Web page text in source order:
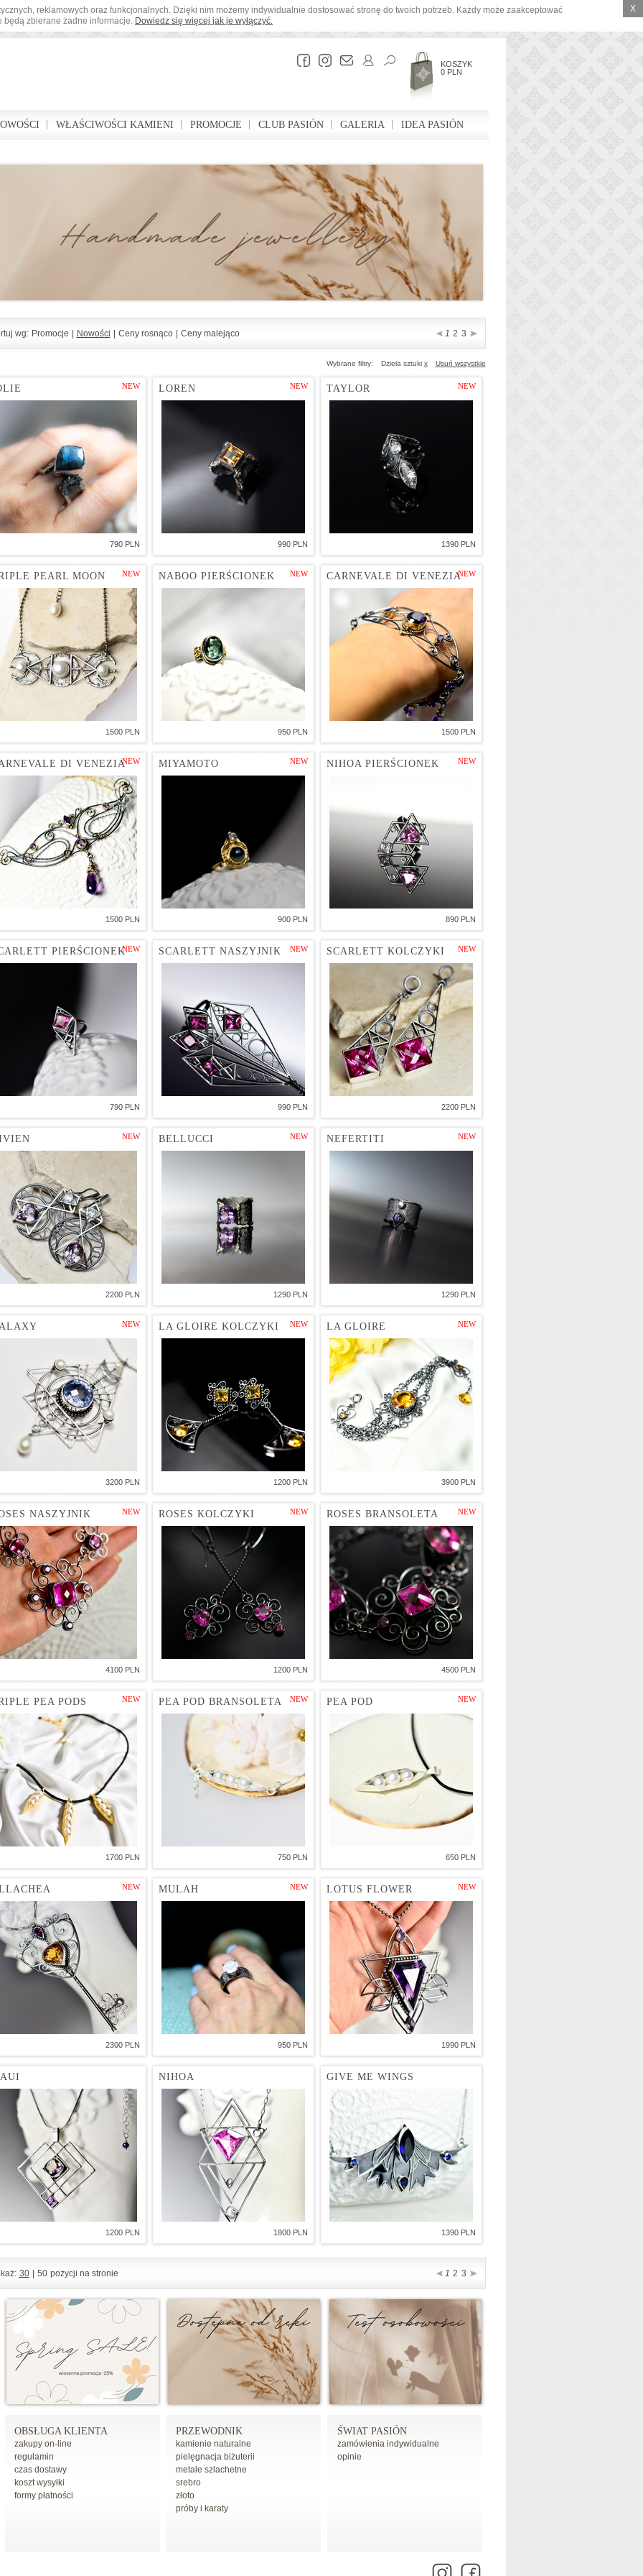
reklamowych oraz funkcjonalnych. Dzięki nim możemy indywidualnie dostosować stronę do twoich potrzeb. Każdy może zaakceptować
będą zbierane żadne informacje. Dowiedz się więcej jak je wyłączyć.
X
WŁAŚCIWOŚCI KAMIENI PROMOCJE CLUB PASIÓN GALERIA IDEA PASIÓN
KOSZYK
0 PLN
wg: Promocje Nowości Ceny rosnąco Ceny malejąco 1 2 3
Wybrane filtry: Dzieła sztuki x Usuń wszystkie
NEW
790 PLN
LOREN NEW
990 PLN
TAYLOR NEW
1390 PLN
PEARL MOON NEW
1500 PLN
NABOO PIERŚCIONEK NEW
950 PLN
CARNEVALE DI VENEZIANEW
1500 PLN
DI VENEZIANEW
1500 PLN
MIYAMOTO NEW
900 PLN
NIHOA PIERŚCIONEK NEW
890 PLN
PIERŚCIONEKNEW
790 PLN
SCARLETT NASZYJNIK NEW
990 PLN
SCARLETT KOLCZYKI NEW
2200 PLN
NEW
2200 PLN
BELLUCCI NEW
1290 PLN
NEFERTITI NEW
1290 PLN
NEW
3200 PLN
LA GLOIRE KOLCZYKI NEW
1200 PLN
LA GLOIRE NEW
3900 PLN
NASZYJNIK NEW
4100 PLN
ROSES KOLCZYKI NEW
1200 PLN
ROSES BRANSOLETA NEW
4500 PLN
PEA PODS NEW
1700 PLN
PEA POD BRANSOLETA NEW
750 PLN
PEA POD NEW
650 PLN
NEW
2300 PLN
MULAH NEW
950 PLN
LOTUS FLOWER NEW
1990 PLN
1200 PLN
NIHOA
1800 PLN
GIVE ME WINGS
1390 PLN
30 50 pozycji na stronie 1 2 3
OBSŁUGA KLIENTA
zakupy on-line
regulamin
czas dostawy
koszt wysyłki
formy płatności
PRZEWODNIK
kamienie naturalne
pielęgnacja biżuterii
metale szlachetne
srebro
złoto
próby i karaty
ŚWIAT PASIÓN
zamówienia indywidualne
opinie